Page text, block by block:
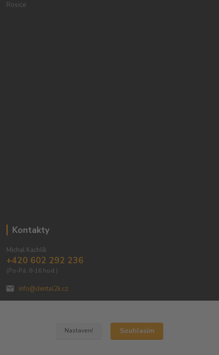
Rosice
Kontakty
Michal Kachlík
+420 602 292 236
(Po-Pá, 8-16 hod.)
info@dental2k.cz
Nastavení Souhlasím